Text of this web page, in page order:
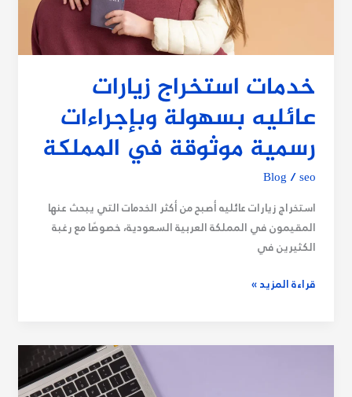
خدمات استخراج زيارات
عائليه بسهولة وبإجراءات
رسمية موثوقة في المملكة
Blog /seo
استخراج زيارات عائليه أصبح من أكثر الخدمات التي يبحث عنها
المقيمون في المملكة العربية السعودية، خصوصًا مع رغبة
الكثيرين في
في
المملكة
قراءة المزيد »